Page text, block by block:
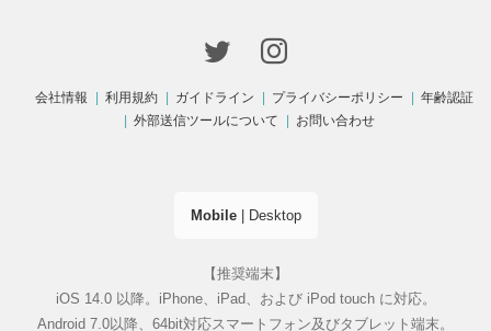
会社情報 利用規約 ガイドライン プライバシーポリシー
年齢認証
外部送信ツールについて
お問い合わせ
Mobile| Desktop
【推奨端末】
iOS 14.0 以降。iPhone、iPad、および iPod touch に対応。
Android 7.0以降、64bit対応スマートフォン及びタブレット端末。